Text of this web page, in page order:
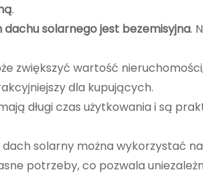
.
solarnego jest bezemisyjna.
zwiększyć wartość
dla kupujących.
długi czas użytkowania i są
solarny można wykorzystać
potrzeby, co pozwala